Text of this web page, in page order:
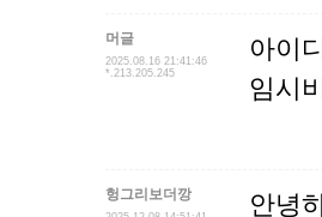
머글
2025.08.16 21:41:46
*.213.205.245
아이
임시
헝그리보더깡
안녕